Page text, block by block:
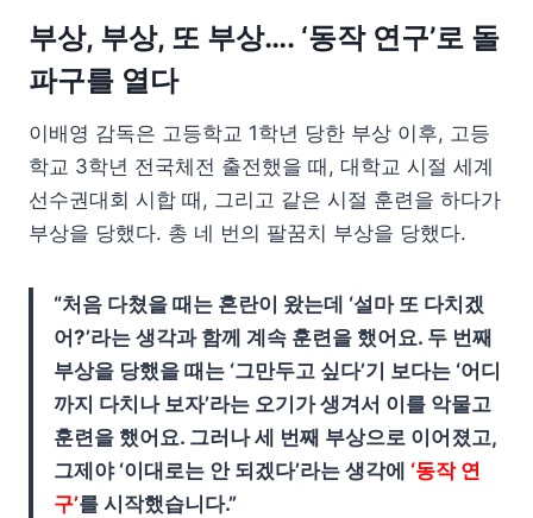
부상, 부상, 또 부상…. ‘동작 연구’로 돌
파구를 열다
이배영 감독은 고등학교 1학년 당한 부상 이후, 고등
학교 3학년 전국체전 출전했을 때, 대학교 시절 세계
선수권대회 시합 때, 그리고 같은 시절 훈련을 하다가
부상을 당했다. 총 네 번의 팔꿈치 부상을 당했다.
“처음 다쳤을 때는 혼란이 왔는데 ‘설마 또 다치겠
어?’라는 생각과 함께 계속 훈련을 했어요. 두 번째
부상을 당했을 때는 ‘그만두고 싶다’기 보다는 ‘어디
까지 다치나 보자’라는 오기가 생겨서 이를 악물고
훈련을 했어요. 그러나 세 번째 부상으로 이어졌고,
그제야 ‘이대로는 안 되겠다’라는 생각에 ‘동작 연
구’를 시작했습니다.”